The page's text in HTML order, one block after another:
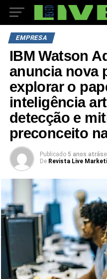
EMPRESA
IBM Watson
anuncia nova
explorar o
inteligência
detecção e
preconceito
Publicado 5 anos atrás
De Revista Live